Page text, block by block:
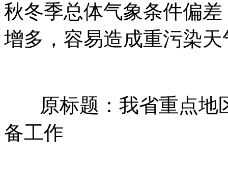
秋冬季总体气象条件偏
增多，容易造成重污染
原标题：我省重点地
备工作